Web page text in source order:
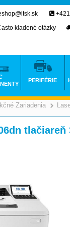
Zariadenia
tlačiareň
kladené otázky
PERIFÉRIE